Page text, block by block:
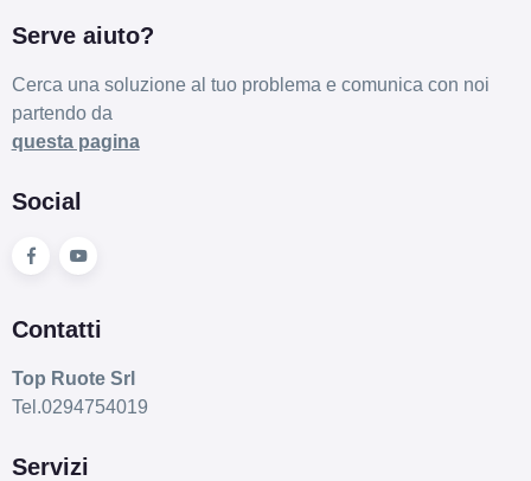
Serve aiuto?
Cerca una soluzione al tuo problema e comunica con noi
partendo da
questa pagina
Social
Contatti
Top Ruote Srl
Tel.0294754019
Servizi